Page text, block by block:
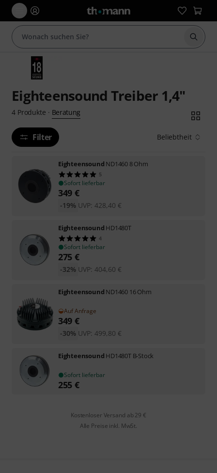
Suche
Eighteensound Treiber 1,4"
4 Produkte · Beratung
Filter Beliebtheit
Eighteensound ND1460 8 Ohm
5
Sofort lieferbar
349 €
UVP: 428,40 €
-19%
Eighteensound HD1480T
4
Sofort lieferbar
275 €
UVP: 404,60 €
-32%
Eighteensound ND1460 16 Ohm
Auf Anfrage
349 €
UVP: 499,80 €
-30%
Eighteensound HD1480T B-Stock
Sofort lieferbar
255 €
Kostenloser Versand ab 29 €
Alle Preise inkl. MwSt.